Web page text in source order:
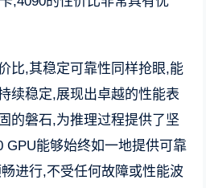
比,其稳定可靠性同样抢眼,能
续稳定,展现出卓越的性能表
的磐石,为推理过程提供了坚
GPU能够始终如一地提供可靠
进行,不受任何故障或性能波